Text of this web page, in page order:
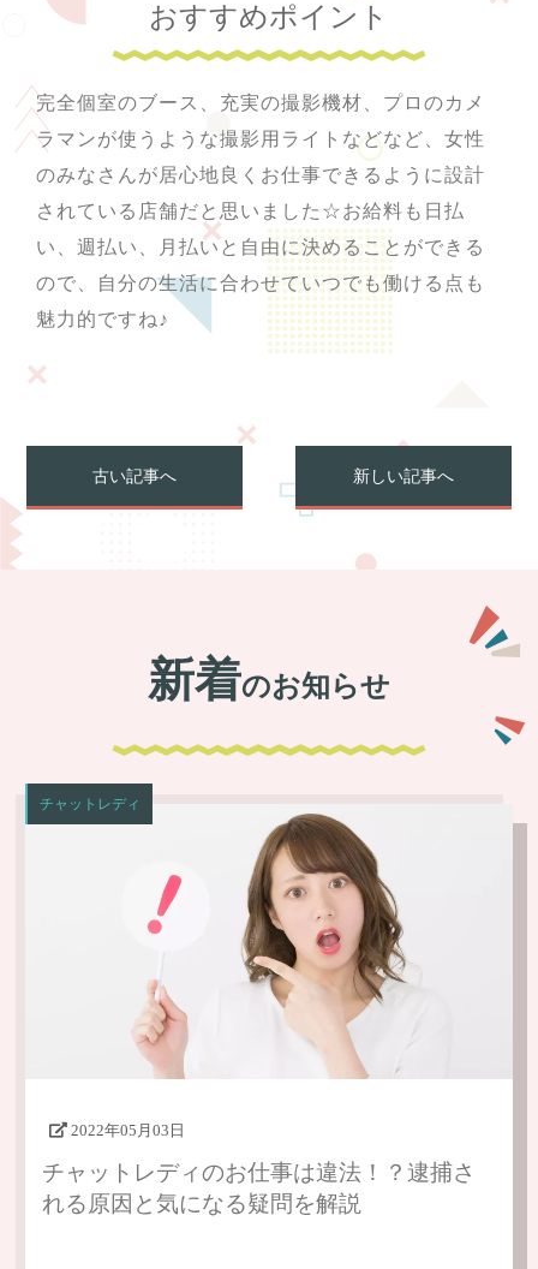
おすすめポイント
完全個室のブース、充実の撮影機材、プロのカメ
ラマンが使うような撮影用ライトなどなど、女性
のみなさんが居心地良くお仕事できるように設計
されている店舗だと思いました☆お給料も日払
い、週払い、月払いと自由に決めることができる
ので、自分の生活に合わせていつでも働ける点も
魅力的ですね♪
古い記事へ 新しい記事へ
新着のお知らせ
チャットレディ
2022年05月03日
チャットレディのお仕事は違法！？逮捕さ
れる原因と気になる疑問を解説